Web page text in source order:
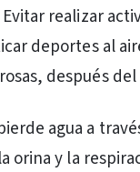
realizar
deportes al
después
agua a
orina y la